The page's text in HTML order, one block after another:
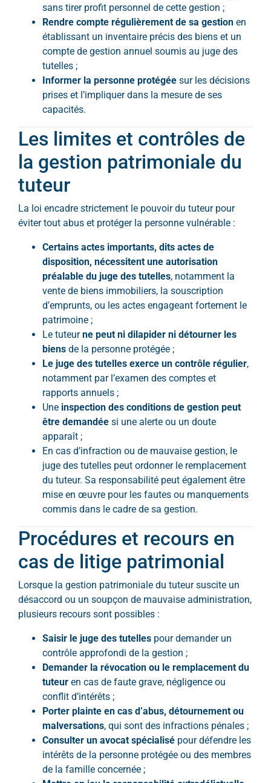
sans tirer profit personnel de cette gestion ;
Rendre compte régulièrement de sa gestion en
établissant un inventaire précis des biens et un
compte de gestion annuel soumis au juge des
tutelles ;
Informer la personne protégée sur les décisions
prises et l’impliquer dans la mesure de ses
capacités.
Les limites et contrôles de
la gestion patrimoniale du
tuteur
La loi encadre strictement le pouvoir du tuteur pour
éviter tout abus et protéger la personne vulnérable :
Certains actes importants, dits actes de
disposition, nécessitent une autorisation
préalable du juge des tutelles, notamment la
vente de biens immobiliers, la souscription
d’emprunts, ou les actes engageant fortement le
patrimoine ;
Le tuteurne peut ni dilapider ni détourner les
biens de la personne protégée ;
Le juge des tutelles exerce un contrôle régulier,
notamment par l’examen des comptes et
rapports annuels ;
Une inspection des conditions de gestion peut
être demandée si une alerte ou un doute
apparaît ;
En cas d’infraction ou de mauvaise gestion, le
juge des tutelles peut ordonner le remplacement
du tuteur. Sa responsabilité peut également être
mise en œuvre pour les fautes ou manquements
commis dans le cadre de sa gestion.
Procédures et recours en
cas de litige patrimonial
Lorsque la gestion patrimoniale du tuteur suscite un
désaccord ou un soupçon de mauvaise administration,
plusieurs recours sont possibles :
Saisir le juge des tutelles pour demander un
contrôle approfondi de la gestion ;
Demander la révocation ou le remplacement du
tuteur en cas de faute grave, négligence ou
conflit d’intérêts ;
Porter plainte en cas d’abus, détournement ou
malversations, qui sont des infractions pénales ;
Consulter un avocat spécialisé pour défendre les
intérêts de la personne protégée ou des membres
de la famille concernée ;